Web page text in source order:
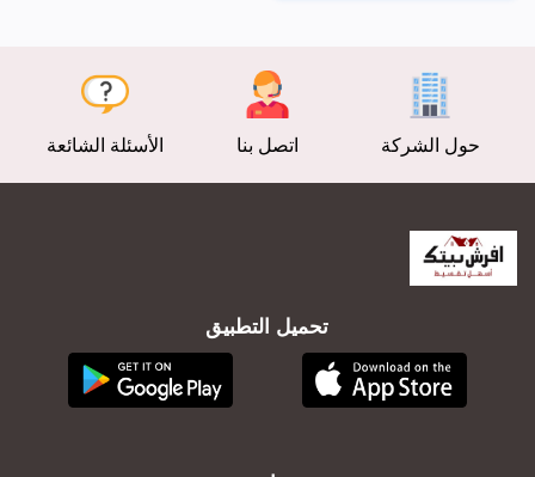
حول الشركة اتصل بنا الأسئلة الشائعة
تحميل التطبيق